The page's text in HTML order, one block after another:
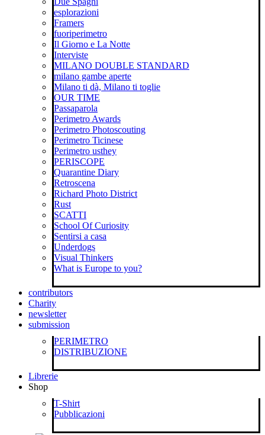
esplorazioni
Framers
fuoriperimetro
Il Giorno e La Notte
Interviste
MILANO DOUBLE STANDARD
milano gambe aperte
Milano ti dà, Milano ti toglie
OUR TIME
Passaparola
Perimetro Awards
Perimetro Photoscouting
Perimetro Ticinese
Perimetro usthey
PERISCOPE
Quarantine Diary
Retroscena
Richard Photo District
Rust
SCATTI
School Of Curiosity
Sentirsi a casa
Underdogs
Visual Thinkers
What is Europe to you?
contributors
Charity
newsletter
submission
PERIMETRO
DISTRIBUZIONE
Librerie
Shop
T-Shirt
Pubblicazioni